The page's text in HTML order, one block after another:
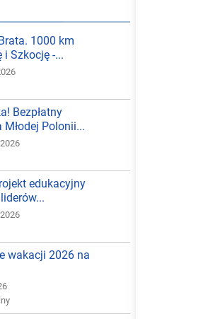
1000 km
i Szkocję -...
Bezpłatny
Polonii...
edukacyjny
wakacji 2026 na